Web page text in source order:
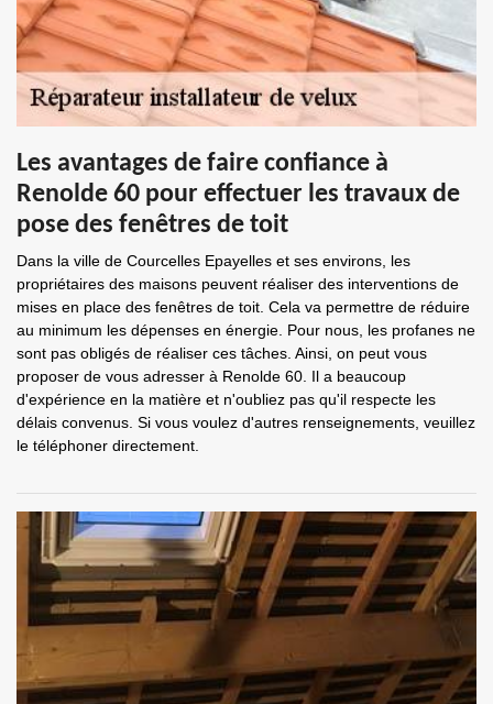
Les avantages de faire confiance à
Renolde 60 pour effectuer les travaux de
pose des fenêtres de toit
Dans la ville de Courcelles Epayelles et ses environs, les
propriétaires des maisons peuvent réaliser des interventions de
mises en place des fenêtres de toit. Cela va permettre de réduire
au minimum les dépenses en énergie. Pour nous, les profanes ne
sont pas obligés de réaliser ces tâches. Ainsi, on peut vous
proposer de vous adresser à Renolde 60. Il a beaucoup
d'expérience en la matière et n'oubliez pas qu'il respecte les
délais convenus. Si vous voulez d'autres renseignements, veuillez
le téléphoner directement.